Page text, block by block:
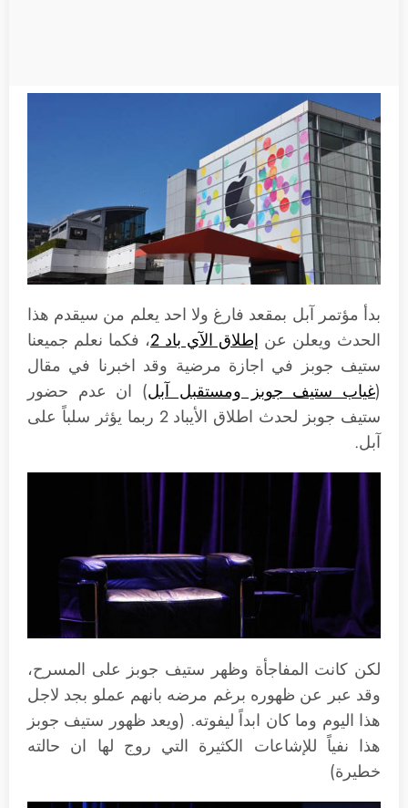
بدأ مؤتمر آبل بمقعد فارغ ولا احد يعلم من سيقدم هذا
الحدث ويعلن عن إطلاق الآي باد 2
، فكما نعلم جميعنا
ستيف جوبز في اجازة مرضية وقد اخبرنا في مقال
(غياب ستيف جوبز ومستقبل آبل) ان عدم حضور
ستيف جوبز لحدث اطلاق الأيباد 2 ربما يؤثر سلباً على
آبل.
لكن كانت المفاجأة وظهر ستيف جوبز على المسرح،
وقد عبر عن ظهوره برغم مرضه بانهم عملو بجد لاجل
هذا اليوم وما كان ابداً ليفوته. (ويعد ظهور ستيف جوبز
هذا نفياً للإشاعات الكثيرة التي روج لها ان حالته
خطيرة)